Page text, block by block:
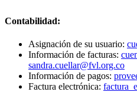
Contabilidad:
Asignación de su usuario:
Información de facturas:
sandra.cuellar@fvl.org.co
Información de pagos:
Factura electrónica: